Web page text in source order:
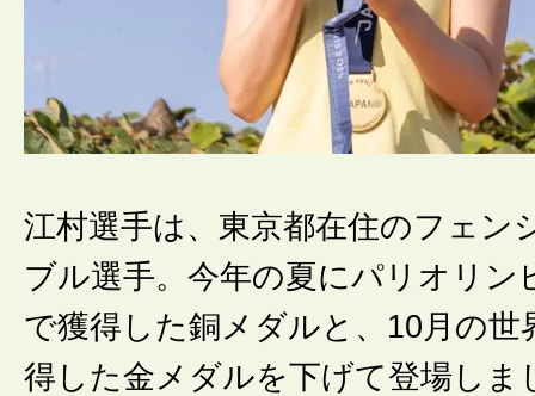
江村選手は、東京都在住のフェン
ブル選手。今年の夏にパリオリン
で獲得した銅メダルと、10月の世
得した金メダルを下げて登場しま